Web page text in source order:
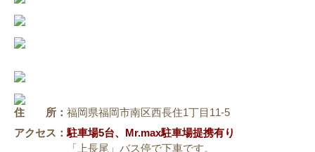
住 所： 福岡県福岡市南区西長住1丁目11-5
アクセス：駐車場5台、Mr.max駐車場提携有り
「上長尾」バス停で下車です。